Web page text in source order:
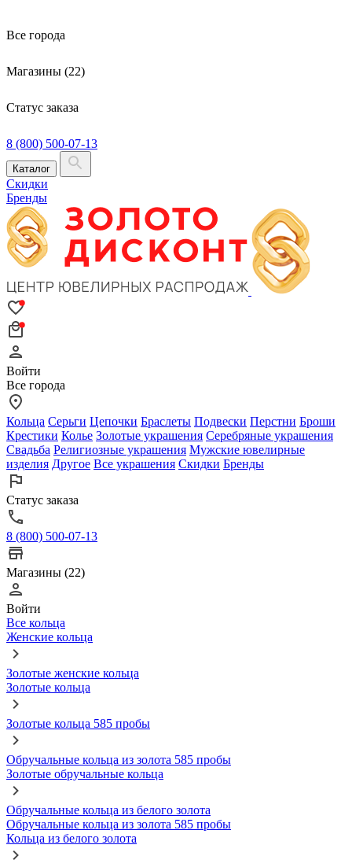
Все города
Магазины (22)
Статус заказа
8 (800) 500-07-13
Каталог
Скидки
Бренды
Войти
Все города
Кольца Серьги Цепочки Браслеты Подвески Перстни Броши
Крестики Колье Золотые украшения Серебряные украшения
Свадьба Религиозные украшения Мужские ювелирные
изделия Другое Все украшения Скидки Бренды
Статус заказа
8 (800) 500-07-13
Магазины (22)
Войти
Все кольца
Женские кольца
Золотые женские кольца
Золотые кольца
Золотые кольца 585 пробы
Обручальные кольца из золота 585 пробы
Золотые обручальные кольца
Обручальные кольца из белого золота
Обручальные кольца из золота 585 пробы
Кольца из белого золота